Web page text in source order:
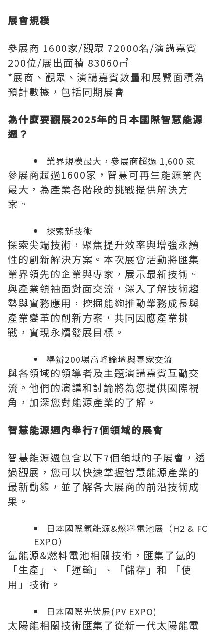
展會規模
參展商 1600家/觀眾 72000名/演講嘉賓
200位/展出面積 83060㎡
*展商、觀眾、演講嘉賓數量和展覽面積為
預計數據，包括同期展會
為什麼要觀展2025年的日本國際智慧能源
週？
業界規模最大，參展商超過 1,600 家
參展商超過1600家，智慧可再生能源業內
最大，為產業各階段的挑戰提供解決方
案。
探索新技術
探索尖端技術，聚焦提升效率與增強永續
性的創新解決方案。本次展會活動將匯集
業界領先的企業與專家，展示最新技術。
與產業領袖面對面交流，深入了解技術趨
勢與實務應用，挖掘能夠推動業務成長與
產業變革的創新方案，共同因應產業挑
戰，實現永續發展目標。
舉辦200場高峰論壇與專家交流
與各領域的領導者及主題演講嘉賓互動交
流。他們的演講和討論將為您提供國際視
角，加深您對能源產業的了解。
智慧能源週內舉行7個領域的展會
智慧能源週包含以下7個領域的子展會，透
過觀展，您可以快速掌握智慧能源產業的
最新動態，並了解各大展商的前沿技術成
果。
日本國際氫能源&燃料電池展（H2 & FC
EXPO）
氫能源&燃料電池相關技術，匯集了氫的
「生產」、「運輸」、「儲存」和 「使
用」技術。
日本國際光伏展(PV EXPO)
太陽能相關技術匯集了從新一代太陽能電